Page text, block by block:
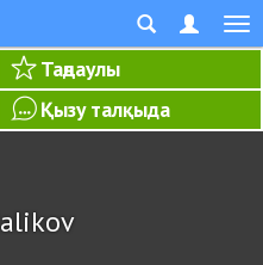
Таңдаулы
Қызу талқыда